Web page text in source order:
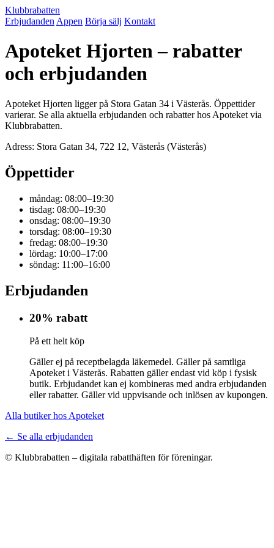
Klubbrabatten
Erbjudanden Appen Börja sälj Kontakt
Apoteket Hjorten – rabatter
och erbjudanden
Apoteket Hjorten ligger på Stora Gatan 34 i Västerås. Öppettider
varierar. Se alla aktuella erbjudanden och rabatter hos Apoteket via
Klubbrabatten.
Adress: Stora Gatan 34, 722 12, Västerås (Västerås)
Öppettider
måndag: 08:00–19:30
tisdag: 08:00–19:30
onsdag: 08:00–19:30
torsdag: 08:00–19:30
fredag: 08:00–19:30
lördag: 10:00–17:00
söndag: 11:00–16:00
Erbjudanden
20% rabatt
På ett helt köp
Gäller ej på receptbelagda läkemedel. Gäller på samtliga
Apoteket i Västerås. Rabatten gäller endast vid köp i fysisk
butik. Erbjudandet kan ej kombineras med andra erbjudanden
eller rabatter. Gäller vid uppvisande och inlösen av kupongen.
Alla butiker hos Apoteket
← Se alla erbjudanden
© Klubbrabatten – digitala rabatthäften för föreningar.